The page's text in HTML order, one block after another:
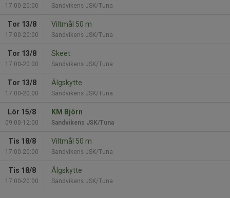
17:00-20:00 Sandvikens JSK/Tuna
Tor 13/8
17:00-20:00
Viltmål 50 m
Sandvikens JSK/Tuna
Tor 13/8
17:00-20:00
Skeet
Sandvikens JSK/Tuna
Tor 13/8
17:00-20:00
Älgskytte
Sandvikens JSK/Tuna
Lör 15/8
09:00-12:00
KM Björn
Sandvikens JSK/Tuna
Tis 18/8
17:00-20:00
Viltmål 50 m
Sandvikens JSK/Tuna
Tis 18/8
17:00-20:00
Älgskytte
Sandvikens JSK/Tuna